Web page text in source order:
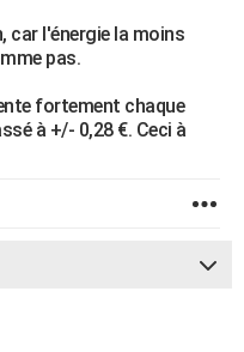
car l'énergie la moins
pas.
fortement chaque
à +/- 0,28 €. Ceci à